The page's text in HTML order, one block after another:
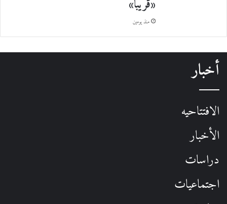
«قريباً»
منذ يومين
أخبار
الافتتاحيه
الأخبار
دراسات
اجتماعيات